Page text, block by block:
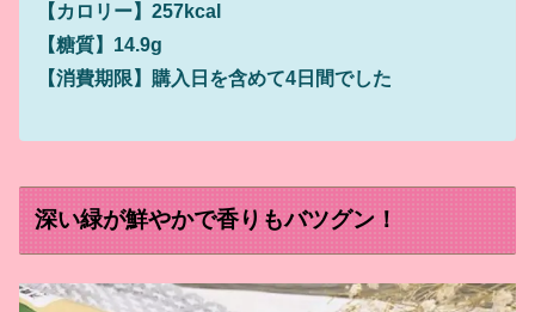
【カロリー】257kcal
【糖質】14.9g
【消費期限】購入日を含めて4日間でした
深い緑が鮮やかで香りもバツグン！